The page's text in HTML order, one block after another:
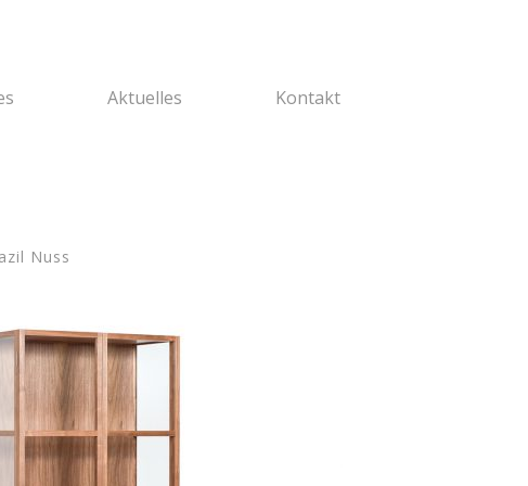
Aktuelles Kontakt
Nuss